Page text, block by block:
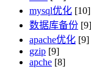
mysql优化 [10]
数据库备份 [9]
apache优化 [9]
gzip [9]
apche [8]